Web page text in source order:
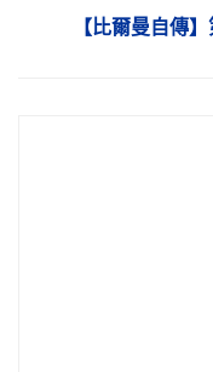
【比爾曼自傳